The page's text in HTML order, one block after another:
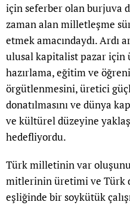
için seferber olan burjuva
zaman alan milletleşme
etmek amacındaydı. Ardı
ulusal kapitalist pazar
hazırlama, eğitim ve
örgütlenmesini, üretici
donatılmasını ve dünya
ve kültürel düzeyine
hedefliyordu.
Türk milletinin var
mitlerinin üretimi ve Türk
eşliğinde bir soykütük